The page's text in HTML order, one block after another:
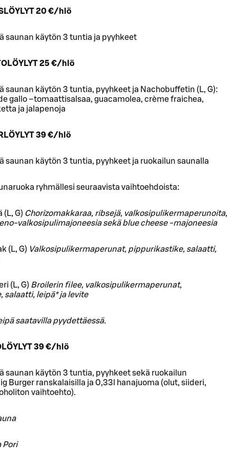
20 €/hlö
saunan käytön 3 tuntia ja pyyhkeet
25 €/hlö
saunan käytön 3 tuntia, pyyhkeet ja Nachobuffetin (L, G):
gallo –tomaattisalsaa, guacamolea, crème fraichea,
ja jalapenoja
39 €/hlö
saunan käytön 3 tuntia, pyyhkeet ja ruokailun saunalla
ryhmällesi seuraavista vaihtoehdoista:
(L, G) Chorizomakkaraa, ribsejä, valkosipulikermaperunoita,
valkosipulimajoneesia sekä blue cheese -majoneesia
(L, G) Valkosipulikermaperunat, pippurikastike, salaatti,
(L, G) Broilerin filee, valkosipulikermaperunat,
salaatti, leipä* ja levite
saatavilla pyydettäessä.
39 €/hlö
saunan käytön 3 tuntia, pyyhkeet sekä ruokailun
Burger ranskalaisilla ja 0,33l hanajuoma (olut, siideri,
vaihtoehto).
Pori